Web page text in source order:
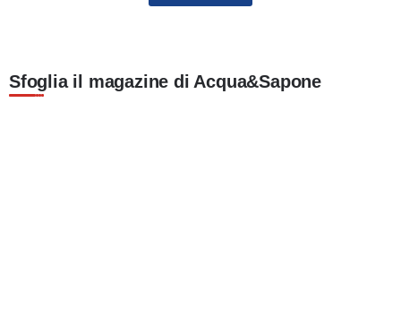
Sfoglia il magazine di Acqua&Sapone